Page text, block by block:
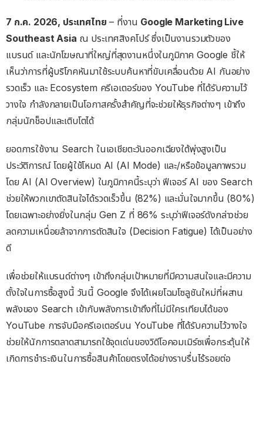
7 ก.ค. 2026, ประเทศไทย – ที่งาน Google Marketing Live
Southeast Asia ณ ประเทศสิงคโปร์ ซึ่งเป็นงานรวมตัวของ
แบรนด์ และนักโฆษณาที่ใหญ่ที่สุดงานหนึ่งในภูมิภาค Google ชี้ให้
เห็นว่าการที่ผู้บริโภคหันมาใช้ระบบค้นหาที่ขับเคลื่อนด้วย AI กันอย่าง
รวดเร็ว และ Ecosystem ครีเอเตอร์ของ YouTube ที่ได้รับความไว้
วางใจ กำลังกลายเป็นโอกาสครั้งสำคัญที่จะช่วยให้ธุรกิจต่างๆ เข้าถึง
กลุ่มนักช็อปและเติบโตได้
ยอดการใช้งาน Search ในเอเชียตะวันออกเฉียงใต้พุ่งสูงเป็น
ประวัติการณ์ โดยผู้ใช้โหมด AI (AI Mode) และ/หรือข้อมูลภาพรวม
โดย AI (AI Overview) ในภูมิภาคนี้ระบุว่า ฟีเจอร์ AI ของ Search
ช่วยให้พวกเขาตัดสินใจได้รวดเร็วขึ้น (82%) และมั่นใจมากขึ้น (80%)
โดยเฉพาะอย่างยิ่งในกลุ่ม Gen Z ที่ 86% ระบุว่าฟีเจอร์ดังกล่าวช่วย
ลดความเหนื่อยล้าจากการตัดสินใจ (Decision Fatigue) ได้เป็นอย่าง
ดี
เพื่อช่วยให้แบรนด์ต่างๆ เข้าถึงกลุ่มเป้าหมายที่มีความสนใจและมีความ
ตั้งใจในการซื้อสูงนี้ วันนี้ Google จึงได้เผยโฉมโซลูชันใหม่ที่ผสาน
พลังของ Search เข้ากับพลังการเข้าถึงที่ไม่มีใครเทียบได้ของ
YouTube การจับมือครีเอเตอร์บน YouTube ที่ได้รับความไว้วางใจ
ช่วยให้นักการตลาดสามารถใช้จุดเด่นของวิดีโอคอมเมิร์ซเพื่อกระตุ้นให้
เกิดการชำระเงินในการซื้อสินค้าโดยตรงได้อย่างราบรื่นไร้รอยต่อ